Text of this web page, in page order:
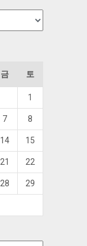
금 토
1
7 8
14 15
21 22
28 29